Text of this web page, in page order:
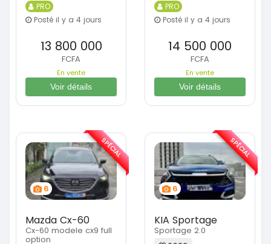
PRO
Posté il y a 4 jours
13 800 000
FCFA
En vente
Voir détails
PRO
Posté il y a 4 jours
14 500 000
FCFA
En vente
Voir détails
6
Mazda Cx-60
Cx-60 modele cx9 full
option
SPÉCIAL
6
KIA Sportage
Sportage 2.0
SPÉCIAL